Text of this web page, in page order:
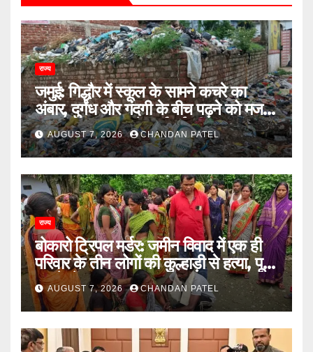
राज्य
जमुई: गिद्धौर में स्कूल के सामने कचरे का
अंबार, दुर्गंध और गंदगी के बीच पढ़ने को मजबूर
छात्राएं, प्रशासन से कार्रवाई की मांग
AUGUST 7, 2026 CHANDAN PATEL
राज्य
बोकारो ट्रिपल मर्डर: जमीन विवाद में एक ही
परिवार के तीन लोगों की कुल्हाड़ी से हत्या, पूरे
इलाके में दहशत
AUGUST 7, 2026 CHANDAN PATEL